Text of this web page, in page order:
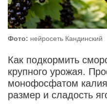
Фото: нейросеть Кандинский
Как подкормить
крупного урожая.
монофосфатом калия
размер и сладость